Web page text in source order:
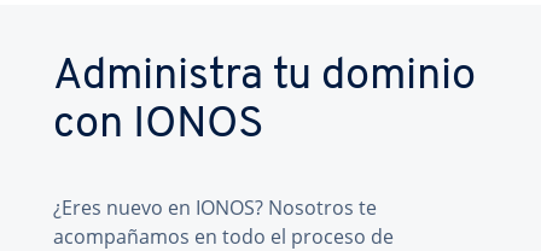
Administra tu dominio
con IONOS
¿Eres nuevo en IONOS? Nosotros te
acompañamos en todo el proceso de